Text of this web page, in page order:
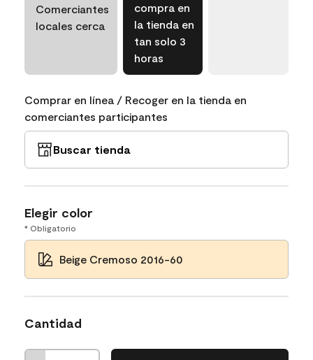
Comerciantes
locales cerca
compra en
la tienda en
tan solo 3
horas
Comprar en línea / Recoger en la tienda en
comerciantes participantes
Buscar tienda
Elegir color
* Obligatorio
Beige Cremoso 2016-60
Cantidad